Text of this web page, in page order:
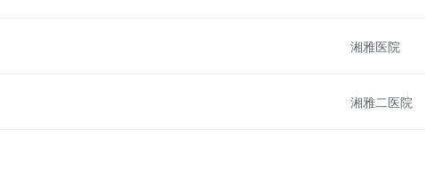
湘雅医院
湘雅二医院